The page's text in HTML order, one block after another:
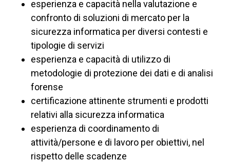
esperienza e capacità nella valutazione e
confronto di soluzioni di mercato per la
sicurezza informatica per diversi contesti e
tipologie di servizi
esperienza e capacità di utilizzo di
metodologie di protezione dei dati e di analisi
forense
certificazione attinente strumenti e prodotti
relativi alla sicurezza informatica
esperienza di coordinamento di
attività/persone e di lavoro per obiettivi, nel
rispetto delle scadenze